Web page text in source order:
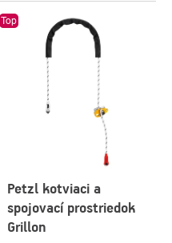
Top
Petzl kotviaci a
spojovací prostriedok
Grillon